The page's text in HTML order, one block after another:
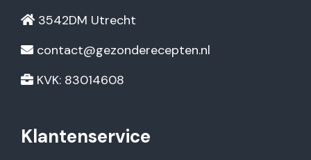
3542DM Utrecht
contact@gezonderecepten.nl
KVK: 83014608
Klantenservice